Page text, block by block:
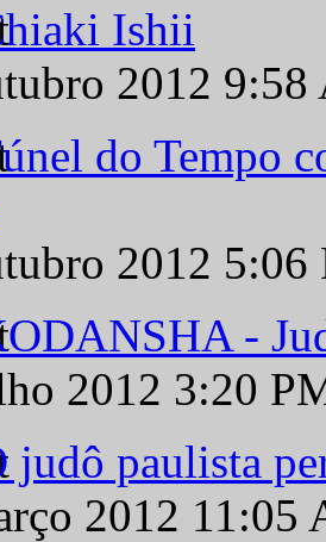
Ishii
2012
do Tempo
2012
-
2012 3:20
judô paulista
2012